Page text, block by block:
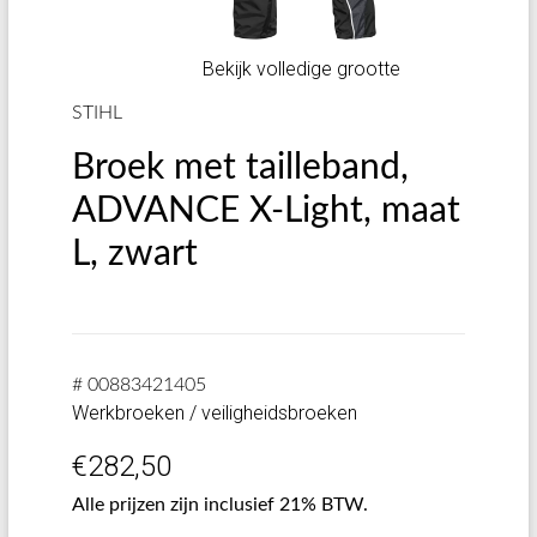
Bekijk volledige grootte
STIHL
Broek met tailleband,
ADVANCE X-Light, maat
L, zwart
# 00883421405
Werkbroeken / veiligheidsbroeken
€282,50
Alle prijzen zijn inclusief 21% BTW.